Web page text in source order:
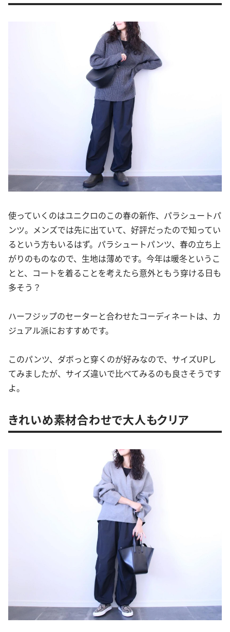
使っていくのはユニクロのこの春の新作、パラシュートパ
ンツ。メンズでは先に出ていて、好評だったので知ってい
るという方もいるはず。パラシュートパンツ、春の立ち上
がりのものなので、生地は薄めです。今年は暖冬というこ
とと、コートを着ることを考えたら意外ともう穿ける日も
多そう？
ハーフジップのセーターと合わせたコーディネートは、カ
ジュアル派におすすめです。
このパンツ、ダボっと穿くのが好みなので、サイズUPし
てみましたが、サイズ違いで比べてみるのも良さそうです
よ。
きれいめ素材合わせで大人もクリア